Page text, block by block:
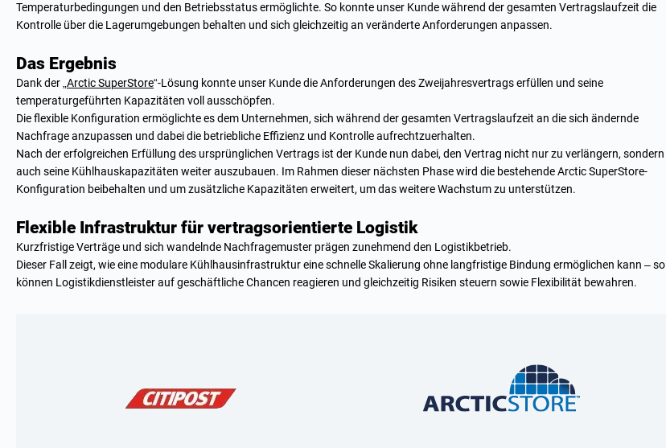
Temperaturbedingungen und den Betriebsstatus ermöglichte. So konnte unser Kunde während der gesamten Vertragslaufzeit die
Kontrolle über die Lagerumgebungen behalten und sich gleichzeitig an veränderte Anforderungen anpassen.
Das Ergebnis
Dank der „ Arctic SuperStore“-Lösung konnte unser Kunde die Anforderungen des Zweijahresvertrags erfüllen und seine
temperaturgeführten Kapazitäten voll ausschöpfen.
Die flexible Konfiguration ermöglichte es dem Unternehmen, sich während der gesamten Vertragslaufzeit an die sich ändernde
Nachfrage anzupassen und dabei die betriebliche Effizienz und Kontrolle aufrechtzuerhalten.
Nach der erfolgreichen Erfüllung des ursprünglichen Vertrags ist der Kunde nun dabei, den Vertrag nicht nur zu verlängern, sondern
auch seine Kühlhauskapazitäten weiter auszubauen. Im Rahmen dieser nächsten Phase wird die bestehende Arctic SuperStore-
Konfiguration beibehalten und um zusätzliche Kapazitäten erweitert, um das weitere Wachstum zu unterstützen.
Flexible Infrastruktur für vertragsorientierte Logistik
Kurzfristige Verträge und sich wandelnde Nachfragemuster prägen zunehmend den Logistikbetrieb.
Dieser Fall zeigt, wie eine modulare Kühlhausinfrastruktur eine schnelle Skalierung ohne langfristige Bindung ermöglichen kann – so
können Logistikdienstleister auf geschäftliche Chancen reagieren und gleichzeitig Risiken steuern sowie Flexibilität bewahren.